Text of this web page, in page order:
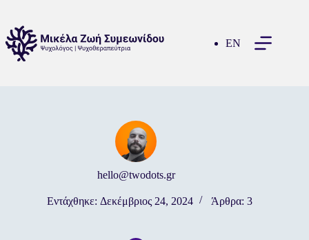
περιεχόμενο
EN
hello@twodots.gr
Εντάχθηκε: Δεκέμβριος 24, 2024 Άρθρα: 3